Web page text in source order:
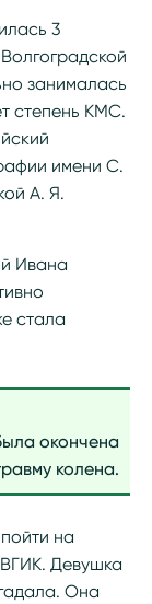
3
занималась
степень КМС.
имени С.
А. Я.
Ивана
стала
окончена
колена.
на
Девушка
Она